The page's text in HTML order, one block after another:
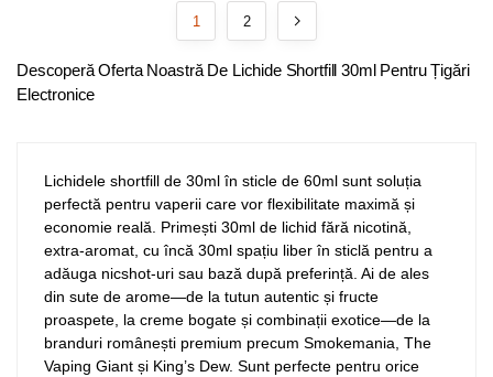
1 2
Descoperă Oferta Noastră De Lichide Shortfill 30ml Pentru Țigări
Electronice
Lichidele shortfill de 30ml în sticle de 60ml sunt soluția
perfectă pentru vaperii care vor flexibilitate maximă și
economie reală. Primești 30ml de lichid fără nicotină,
extra-aromat, cu încă 30ml spațiu liber în sticlă pentru a
adăuga nicshot-uri sau bază după preferință. Ai de ales
din sute de arome—de la tutun autentic și fructe
proaspete, la creme bogate și combinații exotice—de la
branduri românești premium precum Smokemania, The
Vaping Giant și King’s Dew. Sunt perfecte pentru orice